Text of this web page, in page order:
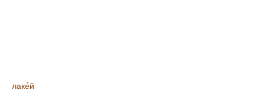
лаке́й